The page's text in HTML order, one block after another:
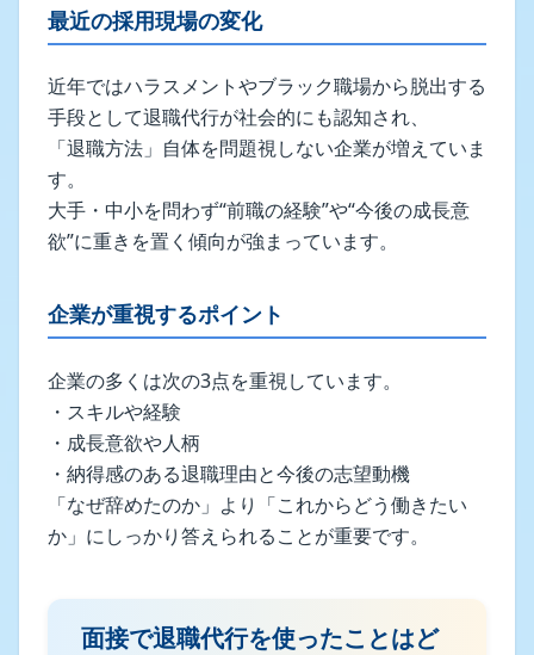
最近の採用現場の変化
近年ではハラスメントやブラック職場から脱出する
手段として退職代行が社会的にも認知され、
「退職方法」自体を問題視しない企業が増えていま
す。
大手・中小を問わず“前職の経験”や“今後の成長意
欲”に重きを置く傾向が強まっています。
企業が重視するポイント
企業の多くは次の3点を重視しています。
・スキルや経験
・成長意欲や人柄
・納得感のある退職理由と今後の志望動機
「なぜ辞めたのか」より「これからどう働きたい
か」にしっかり答えられることが重要です。
面接で退職代行を使ったことはど